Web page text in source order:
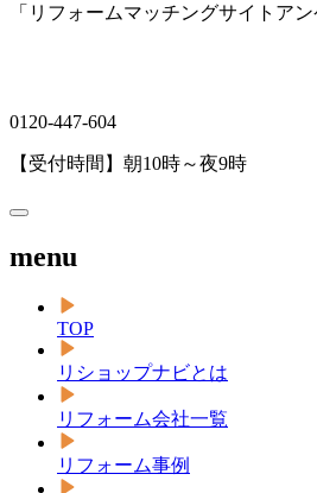
「リフォームマッチングサイトア
0120-447-604
【受付時間】朝10時～夜9時
menu
TOP
リショップナビとは
リフォーム会社一覧
リフォーム事例